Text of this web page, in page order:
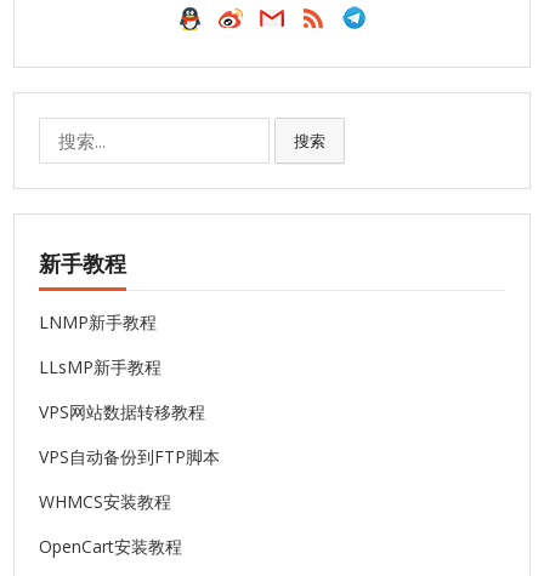
搜索
新手教程
LNMP新手教程
LLsMP新手教程
VPS网站数据转移教程
VPS自动备份到FTP脚本
WHMCS安装教程
OpenCart安装教程